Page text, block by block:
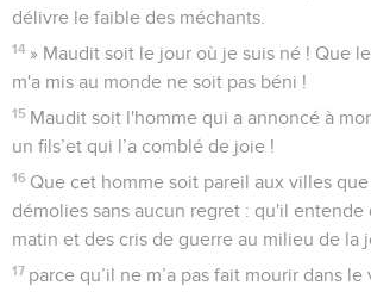
délivre le faible des méchants.
14 » Maudit soit le jour où je suis né ! Que
m'a mis au monde ne soit pas béni !
15 Maudit soit l'homme qui a annoncé à
un fils’et qui l’a comblé de joie !
16 Que cet homme soit pareil aux villes
démolies sans aucun regret : qu'il entende
matin et des cris de guerre au milieu de la
17 parce qu’il ne m’a pas fait mourir dans